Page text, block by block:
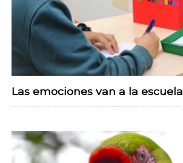
Las emociones van a la escuela